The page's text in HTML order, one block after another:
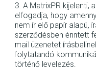
3. A MatrixPR kijelenti,
elfogadja, hogy
nem ír elő papír alapú,
szerződésben érintett
mail üzenetet
folytatandó
történő levelezés.